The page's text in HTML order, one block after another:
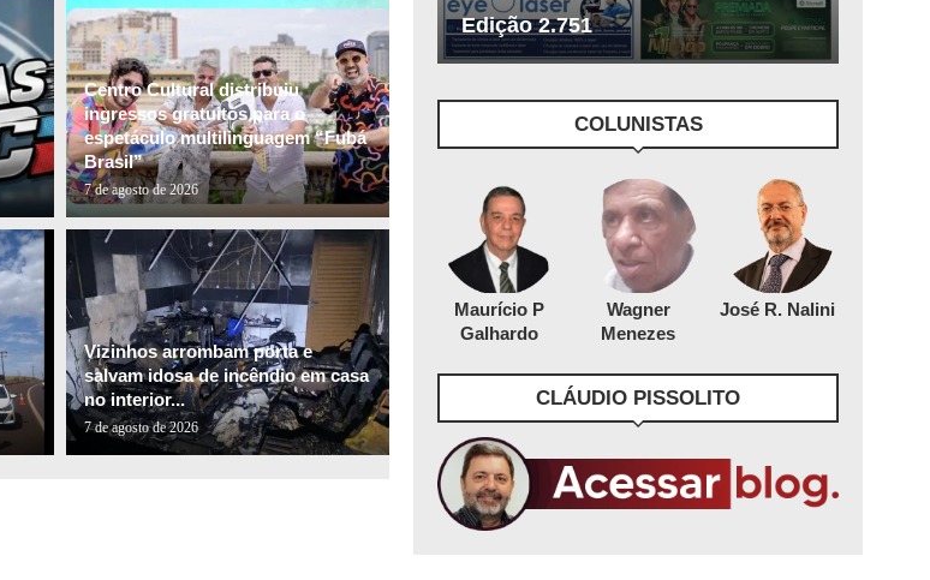
Centro Cultural distribuiu
ingressos gratuitos para o
espetáculo multilinguagem “Fubá
Brasil”
7 de agosto de 2026
Vizinhos arrombam porta e
salvam idosa de incêndio em casa
no interior...
7 de agosto de 2026
Edição 2.751
COLUNISTAS
Maurício P
Galhardo
Wagner
Menezes
José R. Nalini
CLÁUDIO PISSOLITO